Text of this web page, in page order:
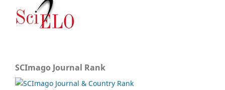
SCImago Journal Rank